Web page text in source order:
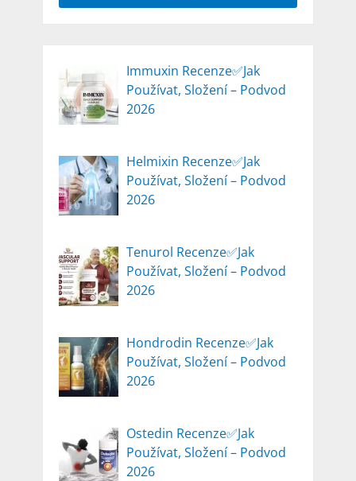
Immuxin Recenze✅Jak
Používat, Složení – Podvod
2026
Helmixin Recenze✅Jak
Používat, Složení – Podvod
2026
Tenurol Recenze✅Jak
Používat, Složení – Podvod
2026
Hondrodin Recenze✅Jak
Používat, Složení – Podvod
2026
Ostedin Recenze✅Jak
Používat, Složení – Podvod
2026